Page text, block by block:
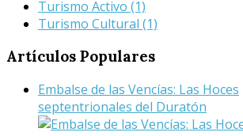
Turismo Activo (1)
Turismo Cultural (1)
Artículos Populares
Embalse de las Vencías: Las Hoces
septentrionales del Duratón